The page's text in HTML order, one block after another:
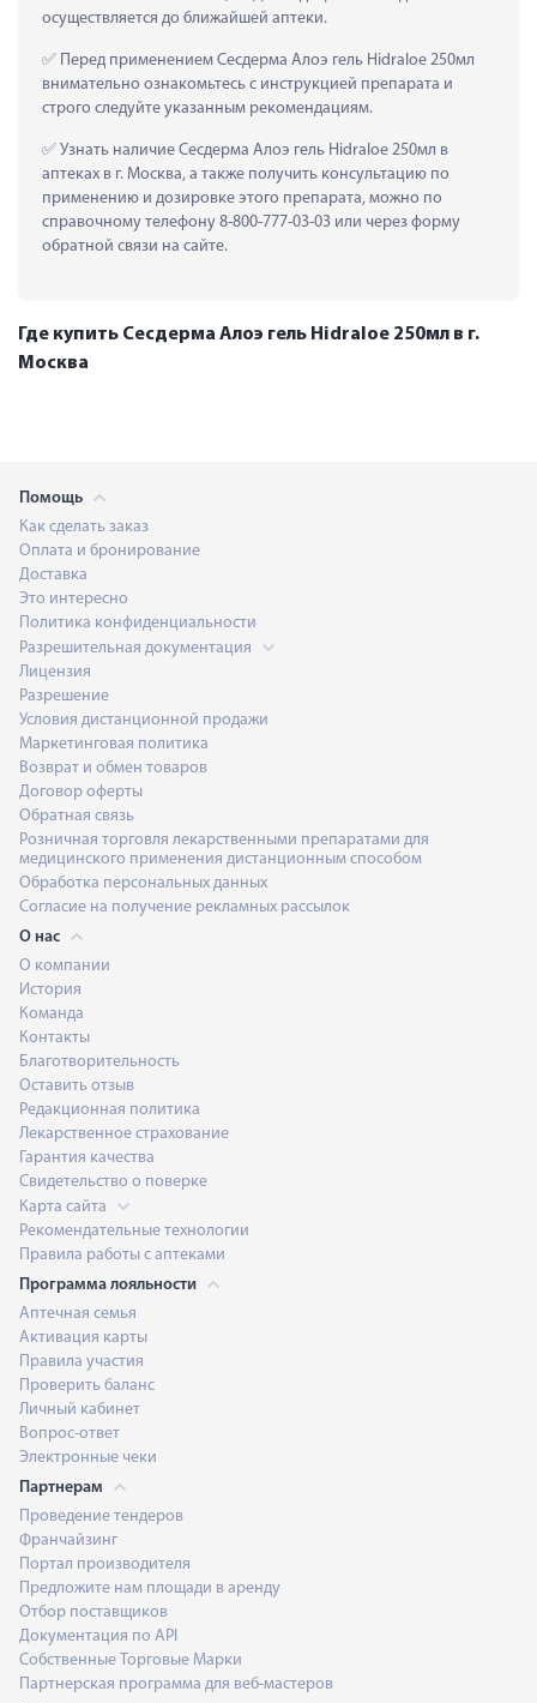
осуществляется до ближайшей аптеки.
Перед применением Сесдерма Алоэ гель Hidraloe 250мл
внимательно ознакомьтесь с инструкцией препарата и
строго следуйте указанным рекомендациям.
Узнать наличие Сесдерма Алоэ гель Hidraloe 250мл в
аптеках в г. Москва, а также получить консультацию по
применению и дозировке этого препарата, можно по
справочному телефону 8-800-777-03-03 или через форму
обратной связи на сайте.
Где купить Сесдерма Алоэ гель Hidraloe 250мл в г.
Москва
Помощь
Как сделать заказ
Оплата и бронирование
Доставка
Это интересно
Политика конфиденциальности
Разрешительная документация
Лицензия
Разрешение
Условия дистанционной продажи
Маркетинговая политика
Возврат и обмен товаров
Договор оферты
Обратная связь
Розничная торговля лекарственными препаратами для
медицинского применения дистанционным способом
Обработка персональных данных
Согласие на получение рекламных рассылок
О нас
О компании
История
Команда
Контакты
Благотворительность
Оставить отзыв
Редакционная политика
Лекарственное страхование
Гарантия качества
Свидетельство о поверке
Карта сайта
Рекомендательные технологии
Правила работы с аптеками
Программа лояльности
Аптечная семья
Активация карты
Правила участия
Проверить баланс
Личный кабинет
Вопрос-ответ
Электронные чеки
Партнерам
Проведение тендеров
Франчайзинг
Портал производителя
Предложите нам площади в аренду
Отбор поставщиков
Документация по API
Собственные Торговые Марки
Партнерская программа для веб-мастеров